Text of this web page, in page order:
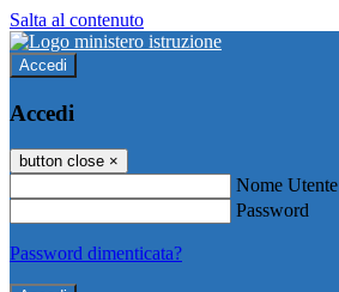
Salta al contenuto
Accedi
Accedi
button close ×
Nome Utente
Password
Password dimenticata?